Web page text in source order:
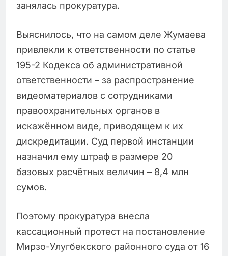
занялась прокуратура.
Выяснилось, что на самом деле Жумаева
привлекли к ответственности по статье
195-2 Кодекса об административной
ответственности – за распространение
видеоматериалов с сотрудниками
правоохранительных органов в
искажённом виде, приводящем к их
дискредитации. Суд первой инстанции
назначил ему штраф в размере 20
базовых расчётных величин – 8,4 млн
сумов.
Поэтому прокуратура внесла
кассационный протест на постановление
Мирзо-Улугбекского районного суда от 16